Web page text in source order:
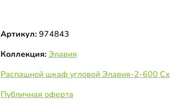
Артикул:974843
Коллекция:Элавия
Распашной шкаф угловой Элавия-2-600
Публичная оферта